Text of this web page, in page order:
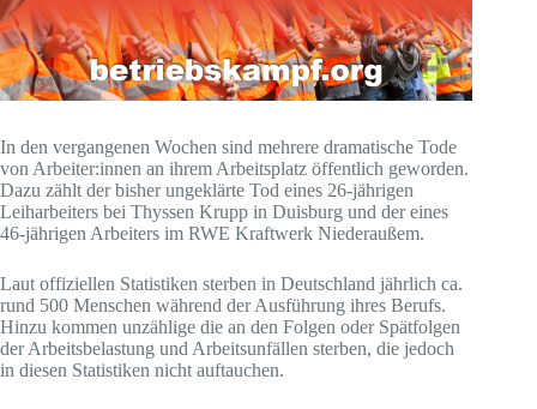
In den vergangenen Wochen sind mehrere dramatische Tode
von Arbeiter:innen an ihrem Arbeitsplatz öffentlich geworden.
Dazu zählt der bisher ungeklärte Tod eines 26-jährigen
Leiharbeiters bei Thyssen Krupp in Duisburg und der eines
46-jährigen Arbeiters im RWE Kraftwerk Niederaußem.
Laut offiziellen Statistiken sterben in Deutschland jährlich ca.
rund 500 Menschen während der Ausführung ihres Berufs.
Hinzu kommen unzählige die an den Folgen oder Spätfolgen
der Arbeitsbelastung und Arbeitsunfällen sterben, die jedoch
in diesen Statistiken nicht auftauchen.